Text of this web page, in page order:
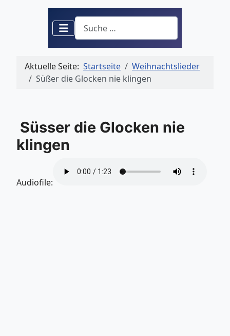
Suchen
Aktuelle Seite: Startseite
Weihnachtslieder
Süßer die Glocken nie klingen
Süsser die Glocken nie
klingen
Audiofile: